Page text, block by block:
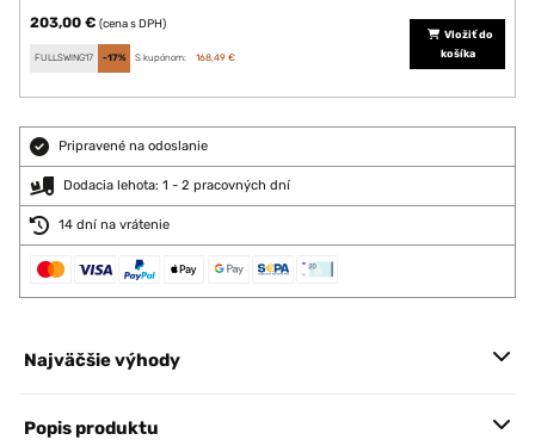
203,00 € (cena s DPH)
FULLSWING17 -17% S kupónom: 168,49 €
Vložiť do
košíka
Pripravené na odoslanie
Dodacia lehota: 1 - 2 pracovných dní
14 dní na vrátenie
Najväčšie výhody
Popis produktu